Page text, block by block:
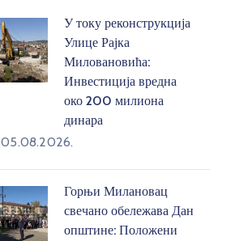
У току реконструкција
Улице Рајка
Миловановића:
Инвестиција вредна
око 200 милиона
динара
05.08.2026.
Горњи Милановац
свечано обележава Дан
општине: Положени